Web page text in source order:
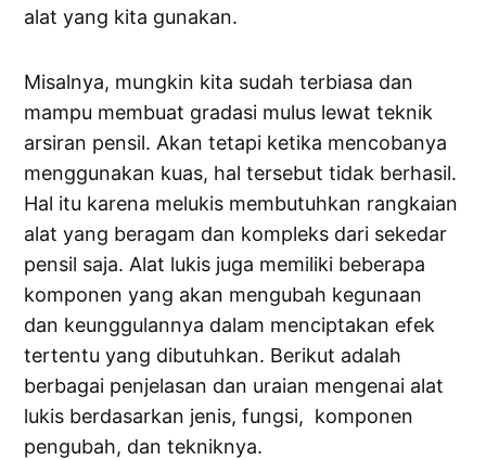
alat yang kita gunakan.
Misalnya, mungkin kita sudah terbiasa dan
mampu membuat gradasi mulus lewat teknik
arsiran pensil. Akan tetapi ketika mencobanya
menggunakan kuas, hal tersebut tidak berhasil.
Hal itu karena melukis membutuhkan rangkaian
alat yang beragam dan kompleks dari sekedar
pensil saja. Alat lukis juga memiliki beberapa
komponen yang akan mengubah kegunaan
dan keunggulannya dalam menciptakan efek
tertentu yang dibutuhkan. Berikut adalah
berbagai penjelasan dan uraian mengenai alat
lukis berdasarkan jenis, fungsi, komponen
pengubah, dan tekniknya.